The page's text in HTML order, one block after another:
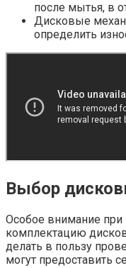
после мытья, в
Дисковые
определить
Выбор
Особое внимание при
комплектацию
делать в пользу
могут предоставить